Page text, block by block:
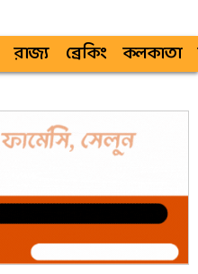
রাজ্য ব্রেকিং কলকাতা